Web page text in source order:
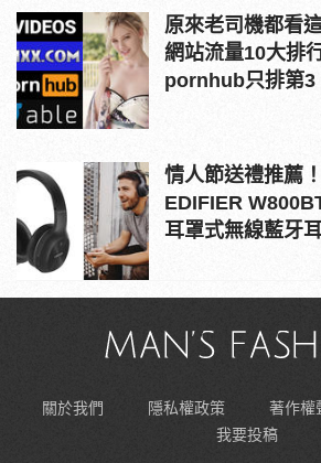
原來老司機都看
網站流量10大排
pornhub只排第3
情人節送禮推薦！
EDIFIER
耳罩式無線藍牙
關於我們 隱私權政策 著作權
我要投稿